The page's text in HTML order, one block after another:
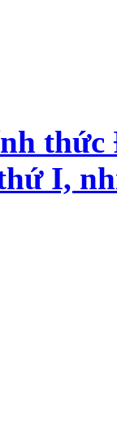
I,